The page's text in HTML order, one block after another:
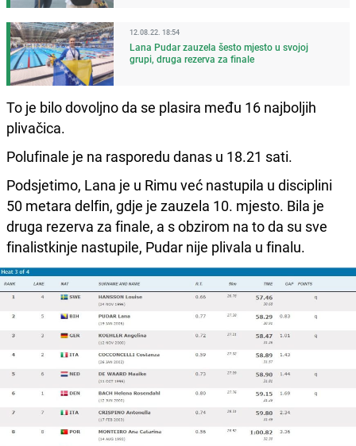
12.08.22. 18:54
Lana Pudar zauzela šesto mjesto u svojoj
grupi, druga rezerva za finale
To je bilo dovoljno da se plasira među 16 najboljih
plivačica.
Polufinale je na rasporedu danas u 18.21 sati.
Podsjetimo, Lana je u Rimu već nastupila u disciplini
50 metara delfin, gdje je zauzela 10. mjesto. Bila je
druga rezerva za finale, a s obzirom na to da su sve
finalistkinje nastupile, Pudar nije plivala u finalu.